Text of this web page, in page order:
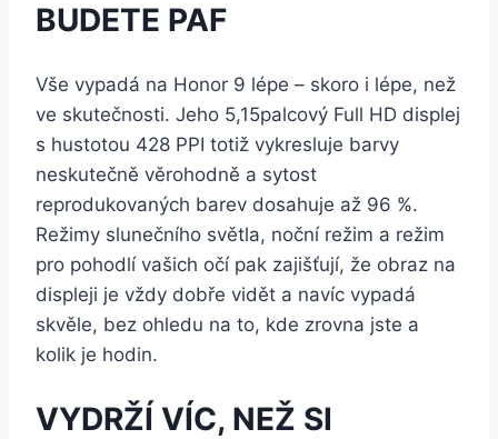
BUDETE PAF
Vše vypadá na Honor 9 lépe – skoro i lépe, než
ve skutečnosti. Jeho 5,15palcový Full HD displej
s hustotou 428 PPI totiž vykresluje barvy
neskutečně věrohodně a sytost
reprodukovaných barev dosahuje až 96 %.
Režimy slunečního světla, noční režim a režim
pro pohodlí vašich očí pak zajišťují, že obraz na
displeji je vždy dobře vidět a navíc vypadá
skvěle, bez ohledu na to, kde zrovna jste a
kolik je hodin.
VYDRŽÍ VÍC, NEŽ SI